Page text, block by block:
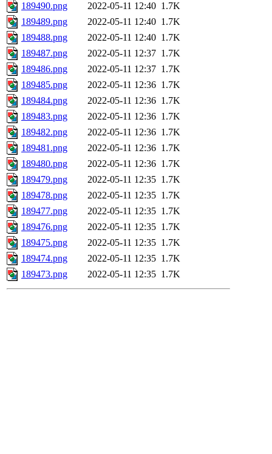
189490.png
2022-05-11 12:40 1.7K
189489.png
2022-05-11 12:40 1.7K
189488.png
2022-05-11 12:40 1.7K
189487.png
2022-05-11 12:37 1.7K
189486.png
2022-05-11 12:37 1.7K
189485.png
2022-05-11 12:36 1.7K
189484.png
2022-05-11 12:36 1.7K
189483.png
2022-05-11 12:36 1.7K
189482.png
2022-05-11 12:36 1.7K
189481.png
2022-05-11 12:36 1.7K
189480.png
2022-05-11 12:36 1.7K
189479.png
2022-05-11 12:35 1.7K
189478.png
2022-05-11 12:35 1.7K
189477.png
2022-05-11 12:35 1.7K
189476.png
2022-05-11 12:35 1.7K
189475.png
2022-05-11 12:35 1.7K
189474.png
2022-05-11 12:35 1.7K
189473.png
2022-05-11 12:35 1.7K